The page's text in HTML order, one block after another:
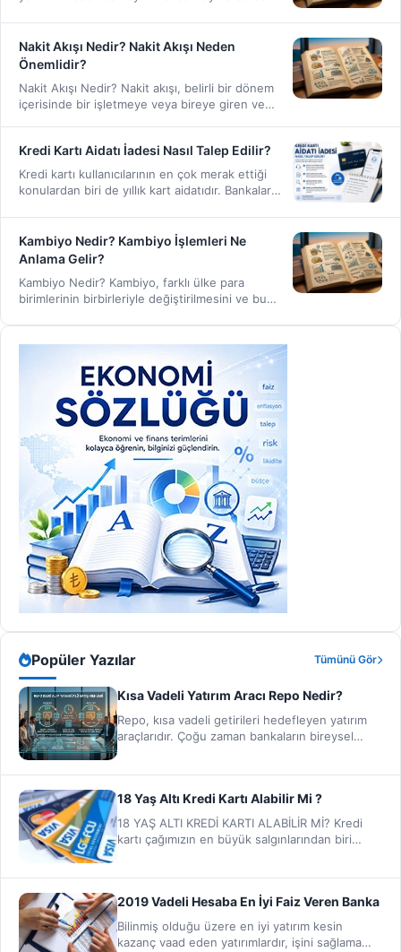
Nakit Akışı Nedir? Nakit Akışı Neden
Önemlidir?
Nakit Akışı Nedir? Nakit akışı, belirli bir dönem
içerisinde bir işletmeye veya bireye giren ve
Kredi Kartı Aidatı İadesi Nasıl Talep Edilir?
Kredi kartı kullanıcılarının en çok merak ettiği
konulardan biri de yıllık kart aidatıdır. Bankalar
Kambiyo Nedir? Kambiyo İşlemleri Ne
Anlama Gelir?
Kambiyo Nedir? Kambiyo, farklı ülke para
birimlerinin birbirleriyle değiştirilmesini ve bu
finansal…
Popüler Yazılar Tümünü Gör
Kısa Vadeli Yatırım Aracı Repo Nedir?
Repo, kısa vadeli getirileri hedefleyen yatırım
araçlarıdır. Çoğu zaman bankaların bireysel
18 Yaş Altı Kredi Kartı Alabilir Mi ?
18 YAŞ ALTI KREDİ KARTI ALABİLİR Mİ? Kredi
kartı çağımızın en büyük salgınlarından biri
2019 Vadeli Hesaba En İyi Faiz Veren Banka
Bilinmiş olduğu üzere en iyi yatırım kesin
kazanç vaad eden yatırımlardır, işini sağlama